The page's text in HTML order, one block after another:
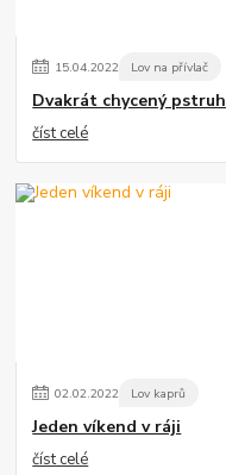
15.04.2022 Lov na přívlač
Dvakrát chycený pstruh
číst celé
02.02.2022 Lov kaprů
Jeden víkend v ráji
číst celé